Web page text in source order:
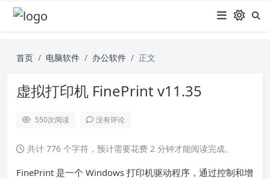
首页 电脑软件 办公软件 正文
虚拟打印机 FinePrint v11.35
550次阅读 没有评论
共计 776 个字符，预计需要花费 2 分钟才能阅读完成。
FinePrint 是一个 Windows 打印机驱动程序，通过控制和增